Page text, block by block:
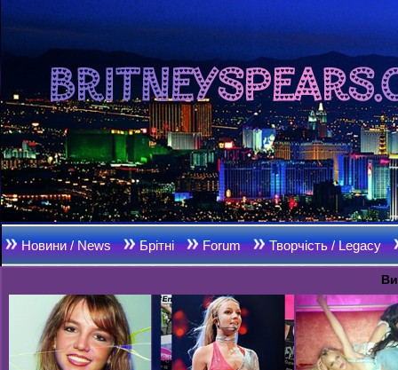
Новини / News Брітні Forum Творчість / Legacy